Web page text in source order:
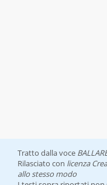
Tratto dalla voce
Rilasciato con licenza
allo stesso modo